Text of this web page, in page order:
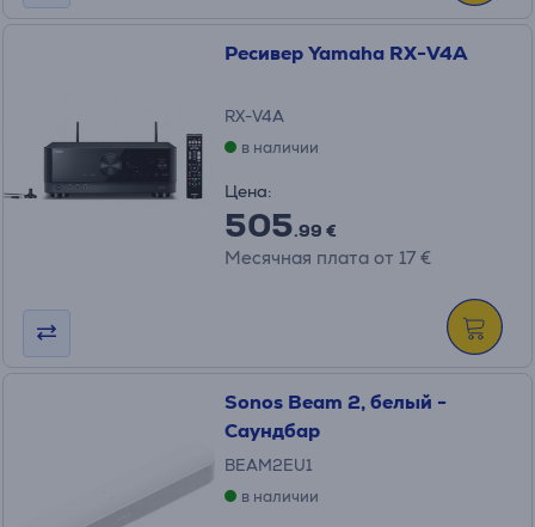
Ресивер Yamaha RX-V4A
RX-V4A
в наличии
Цена:
505.99 €
Месячная плата от 17 €
Sonos Beam 2, белый -
Саундбар
BEAM2EU1
в наличии